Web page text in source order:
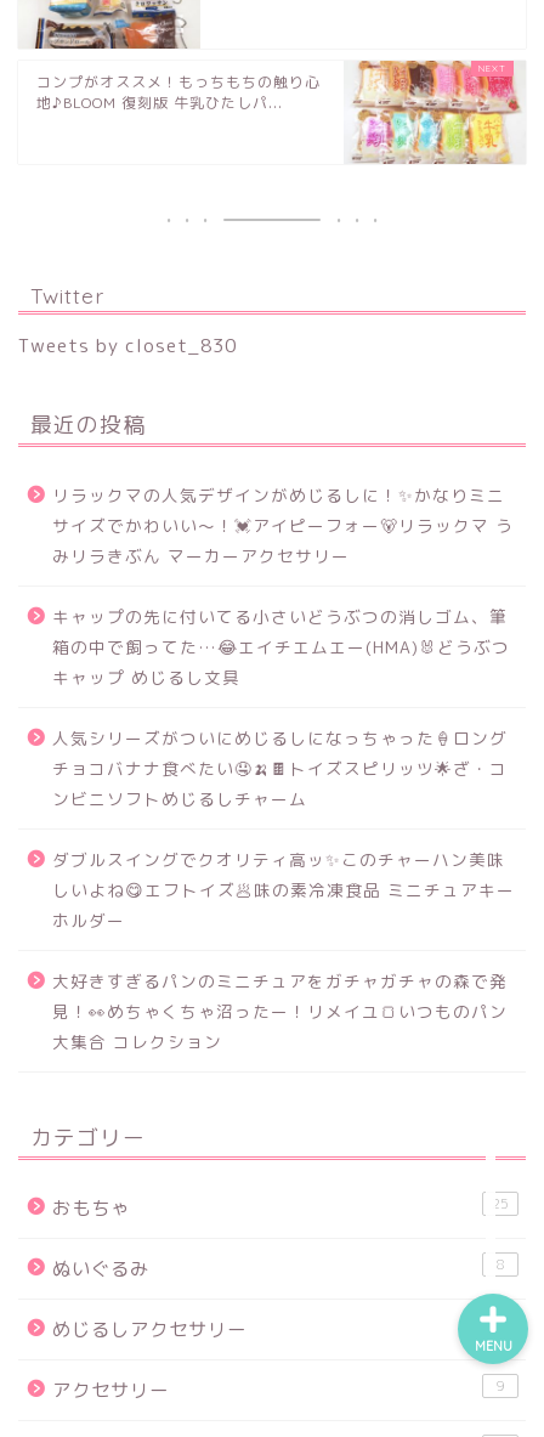
コンプがオススメ！もっちもちの触り心
地♪BLOOM 復刻版 牛乳ひたしパ...
Twitter
Tweets by closet_830
最近の投稿
リラックマの人気デザインがめじるしに！✨かなりミニ
サイズでかわいい～！💓アイピーフォー🐻リラックマ う
みリラきぶん マーカーアクセサリー
キャップの先に付いてる小さいどうぶつの消しゴム、筆
箱の中で飼ってた…😂エイチエムエー(HMA)🐰どうぶつ
キャップ めじるし文具
人気シリーズがついにめじるしになっちゃった🍦ロング
チョコバナナ食べたい🤤🍌🍫トイズスピリッツ🌟ざ・コ
ンビニソフトめじるしチャーム
ダブルスイングでクオリティ高ッ✨このチャーハン美味
しいよね😋エフトイズ🥟味の素冷凍食品 ミニチュアキー
ホルダー
大好きすぎるパンのミニチュアをガチャガチャの森で発
見！👀めちゃくちゃ沼ったー！リメイユ🍞いつものパン
大集合 コレクション
カテゴリー
おもちゃ 25
ぬいぐるみ 8
めじるしアクセサリー 63
アクセサリー 9
MENU
食品サンプル